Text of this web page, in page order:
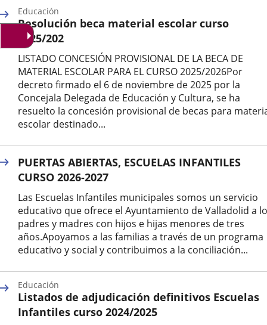
aplicación
externa.
aplicación
externa.
Resolución beca material escolar curso
2025/202
LISTADO CONCESIÓN PROVISIONAL DE LA BECA DE
MATERIAL ESCOLAR PARA EL CURSO 2025/2026Por
decreto firmado el 6 de noviembre de 2025 por la
Concejala Delegada de Educación y Cultura, se ha
resuelto la concesión provisional de becas para
escolar destinado...
Educación
PUERTAS ABIERTAS, ESCUELAS INFANTILES
CURSO 2026-2027
Las Escuelas Infantiles municipales somos un servicio
educativo que ofrece el Ayuntamiento de Valladolid a
padres y madres con hijos e hijas menores de tres
años.Apoyamos a las familias a través de un programa
educativo y social y contribuimos a la conciliación...
Listados de adjudicación definitivos Escuelas
Infantiles curso 2024/2025
Educación